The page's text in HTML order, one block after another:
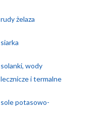
rudy żelaza
siarka
solanki, wody
lecznicze i termalne
sole potasowo-